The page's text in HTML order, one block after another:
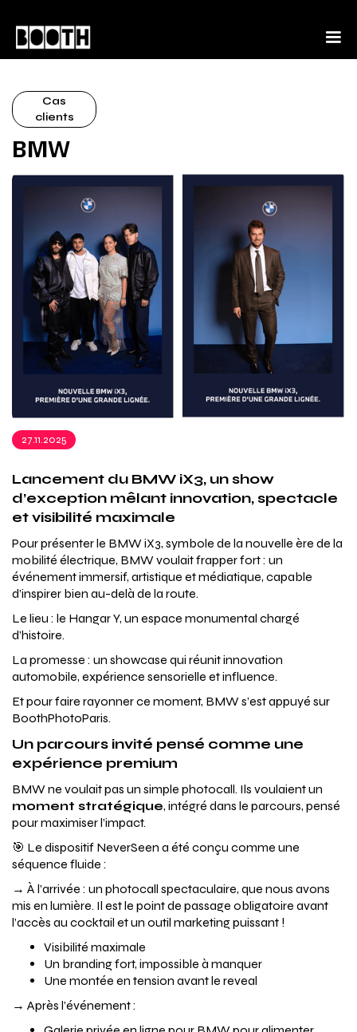
Cas
clients
BMW
27.11.2025
Lancement du BMW iX3, un show
d’exception mêlant innovation, spectacle
et visibilité maximale
Pour présenter le BMW iX3, symbole de la nouvelle ère de la
mobilité électrique, BMW voulait frapper fort : un
événement immersif, artistique et médiatique, capable
d’inspirer bien au-delà de la route.
Le lieu : le Hangar Y, un espace monumental chargé
d’histoire.
La promesse : un showcase qui réunit innovation
automobile, expérience sensorielle et influence.
Et pour faire rayonner ce moment, BMW s’est appuyé sur
BoothPhotoParis.
Un parcours invité pensé comme une
expérience premium
BMW ne voulait pas un simple photocall. Ils voulaient un
moment stratégique, intégré dans le parcours, pensé
pour maximiser l’impact.
🎯 Le dispositif NeverSeen a été conçu comme une
séquence fluide :
→ À l’arrivée : un photocall spectaculaire, que nous avons
mis en lumière. Il est le point de passage obligatoire avant
l’accès au cocktail et un outil marketing puissant !
Visibilité maximale
Un branding fort, impossible à manquer
Une montée en tension avant le reveal
→ Après l’événement :